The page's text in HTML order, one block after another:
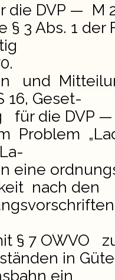
die DVP — M
§ 3 Abs. 1 der
und
16, Geset-
für die DVP —
Problem
eine
nach den
§ 7 OWVO
in
ein